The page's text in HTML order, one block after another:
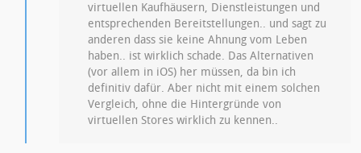
virtuellen Kaufhäusern, Dienstleistungen und
entsprechenden Bereitstellungen.. und sagt zu
anderen dass sie keine Ahnung vom Leben
haben.. ist wirklich schade. Das Alternativen
(vor allem in iOS) her müssen, da bin ich
definitiv dafür. Aber nicht mit einem solchen
Vergleich, ohne die Hintergründe von
virtuellen Stores wirklich zu kennen..